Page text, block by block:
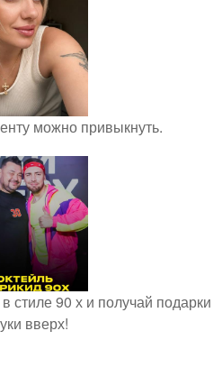
можно привыкнуть.
стиле 90 х и получай подарки
вверх!